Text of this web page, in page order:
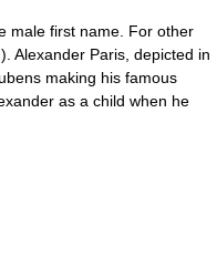
first name. For other
Alexander Paris, depicted in
making his famous
as a child when he